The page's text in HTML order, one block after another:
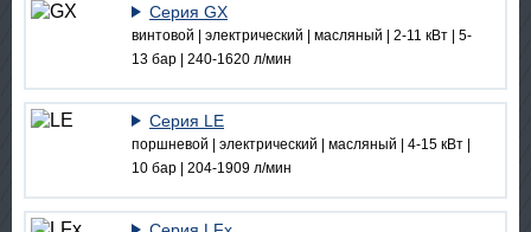
Серия GX
винтовой | электрический | масляный | 2-11 кВт | 5-
13 бар | 240-1620 л/мин
Серия LE
поршневой | электрический | масляный | 4-15 кВт |
10 бар | 204-1909 л/мин